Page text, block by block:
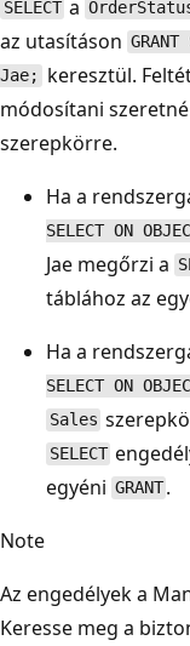
SELECT a
az utasításon
Jae;
keresztül.
módosítani
szerepkörre.
Ha a
SELECT ON
Jae megőrzi a
táblához az
Ha a
SELECT ON
Sales
SELECT
egyéni GRANT .
Note
Az engedélyek a
Keresse meg a